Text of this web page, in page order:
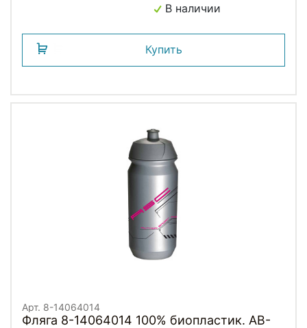
В наличии
Купить
Арт. 8-14064014
Фляга 8-14064014 100% биопластик. AB-